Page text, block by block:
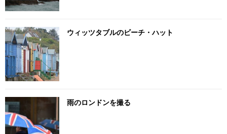
ウィッツタブルのビーチ・ハット
雨のロンドンを撮る